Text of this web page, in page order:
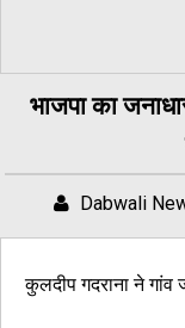
भाजपा का
Dabwali
कुलदीप गदराना ने गांव